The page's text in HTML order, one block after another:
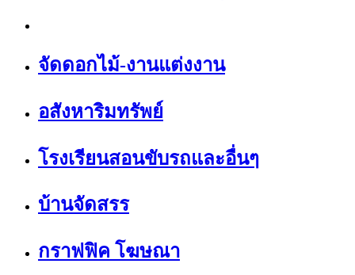
จัดดอกไม้-งานแต่งงาน
อสังหาริมทรัพย์
โรงเรียนสอนขับรถและอื่นๆ
บ้านจัดสรร
กราฟฟิค โฆษณา